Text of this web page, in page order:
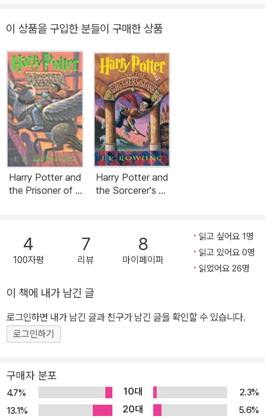
이 상품을 구입한 분들이 구매한 상품
Harry Potter and
the Prisoner of A
Harry Potter and
the Sorcerer's St
4
100자평
7
리뷰
8
마이페이퍼
읽고 싶어요 1명
읽고 있어요 0명
읽었어요 26명
이 책에 내가 남긴 글
로그인하면 내가 남긴 글과 친구가 남긴 글을 확인할 수 있습니다.
로그인하기
구매자 분포
4.7% 10대
2.3%
13.1%
20대
5.6%